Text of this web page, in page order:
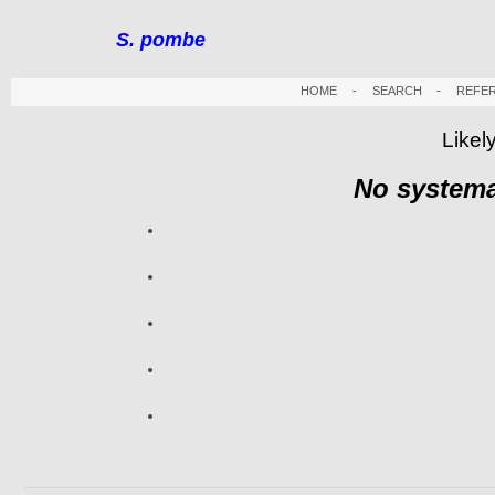
S. pombe
HOME- SEARCH -
No